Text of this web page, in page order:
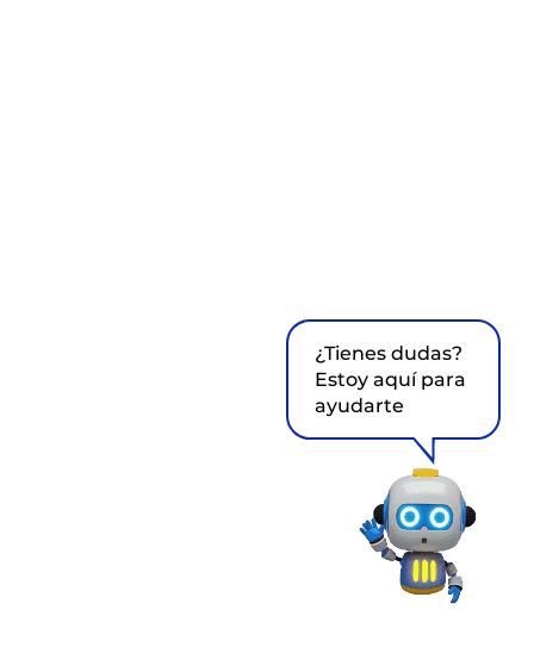
¿Tienes dudas?
Estoy aquí para
ayudarte